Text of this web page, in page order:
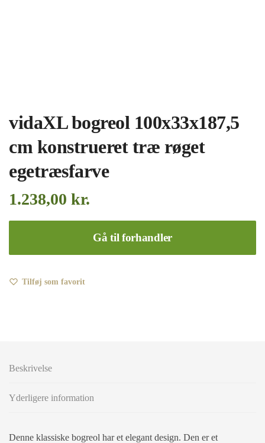
vidaXL bogreol 100x33x187,5
cm konstrueret træ røget
egetræsfarve
1.238,00 kr.
Gå til forhandler
Tilføj som favorit
Beskrivelse
Yderligere information
Denne klassiske bogreol har et elegant design. Den er et